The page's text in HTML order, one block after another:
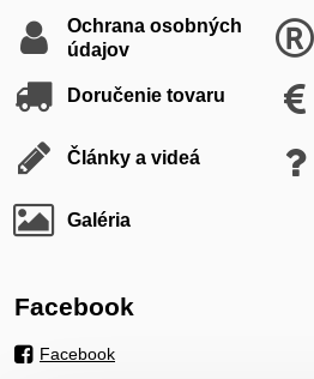
Ochrana osobných
údajov
Doručenie tovaru
Články a videá
Galéria
Facebook
Facebook